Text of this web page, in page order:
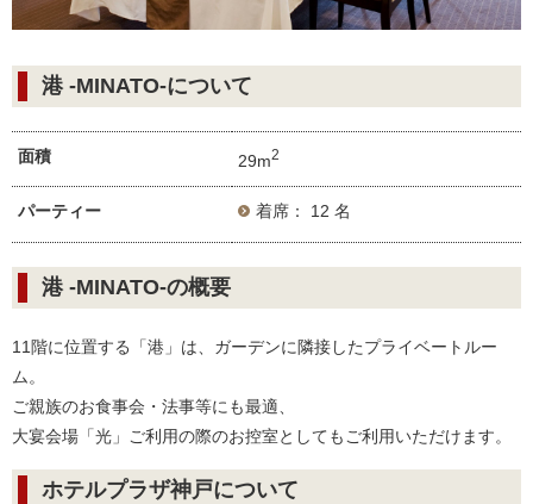
港 -MINATO-について
面積 29m2
パーティー 着席： 12 名
港 -MINATO-の概要
11階に位置する「港」は、ガーデンに隣接したプライベートルー
ム。
ご親族のお食事会・法事等にも最適、
大宴会場「光」ご利用の際のお控室としてもご利用いただけます。
ホテルプラザ神戸について